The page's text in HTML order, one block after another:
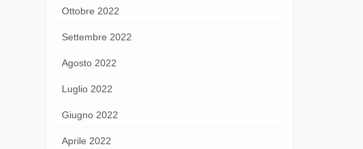
Ottobre 2022
Settembre 2022
Agosto 2022
Luglio 2022
Giugno 2022
Aprile 2022